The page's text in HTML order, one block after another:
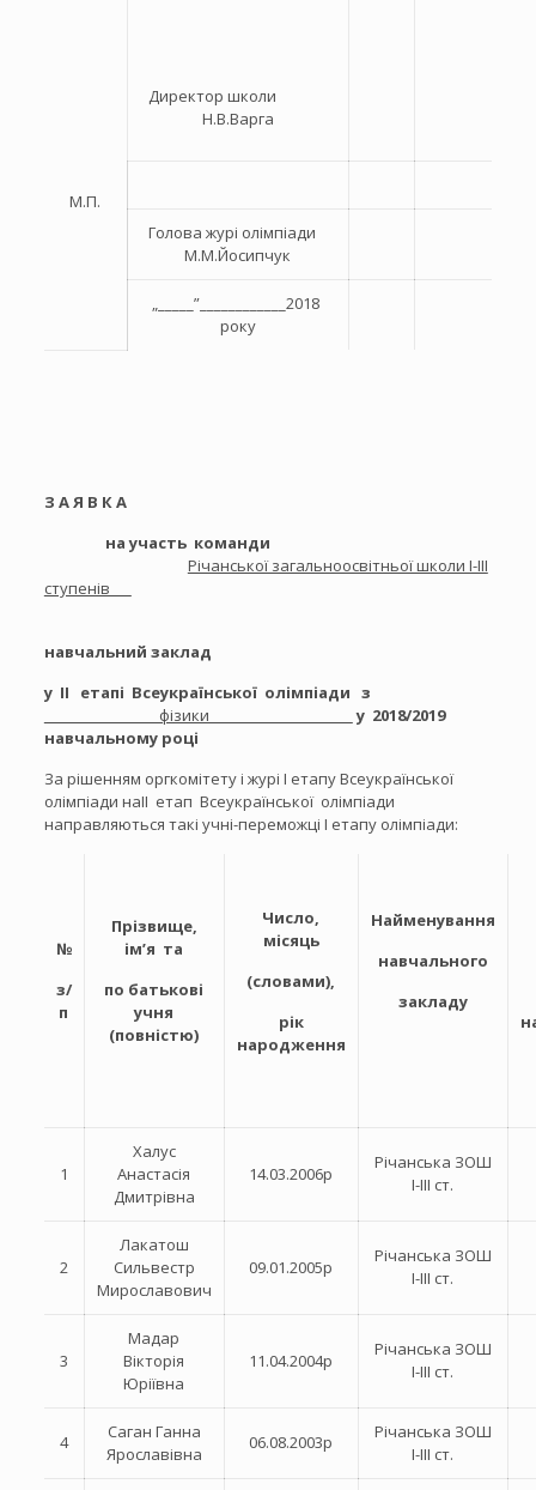
М.П.
Директор школи
Н.В.Варга
Голова журі олімпіади
М.М.Йосипчук
„_____”____________2018
року
З А Я В К А
на участь команди
Річанської загальноосвітньої школи І-ІІІ
ступенів
навчальний заклад
у ІІ етапі Всеукраїнської олімпіади з
фізики
у 2018/2019
навчальному році
За рішенням оргкомітету і журі І етапу Всеукраїнської
олімпіади наІІ етап Всеукраїнської олімпіади
направляються такі учні-переможці І етапу олімпіади:
№
з/
п
Прізвище,
ім’я та
по батькові
учня
(повністю)
Число,
місяць
(словами),
рік
народження
Найменування
навчального
закладу
1
Халус
Анастасія
Дмитрівна
14.03.2006р
Річанська ЗОШ
І-ІІІ ст.
2
Лакатош
Сильвестр
Мирославович
09.01.2005р
Річанська ЗОШ
І-ІІІ ст.
3
Мадар
Вікторія
Юріївна
11.04.2004р
Річанська ЗОШ
І-ІІІ ст.
4
Саган Ганна
Ярославівна
06.08.2003р
Річанська ЗОШ
І-ІІІ ст.